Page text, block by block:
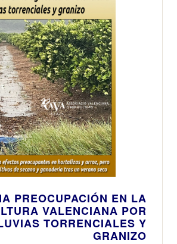
PREOCUPACIÓN EN LA
VALENCIANA POR
TORRENCIALES Y
GRANIZO